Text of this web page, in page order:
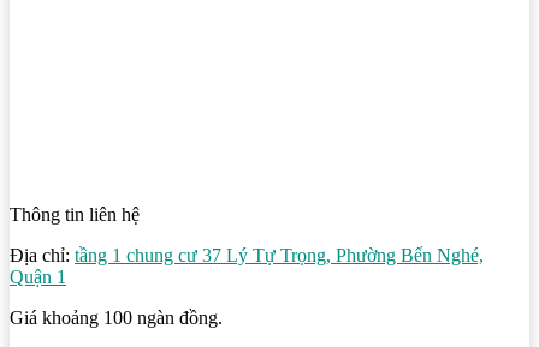
Thông tin liên hệ
Địa chỉ: tầng 1 chung cư 37 Lý Tự Trọng, Phường Bến Nghé,
Quận 1
Giá khoảng 100 ngàn đồng.